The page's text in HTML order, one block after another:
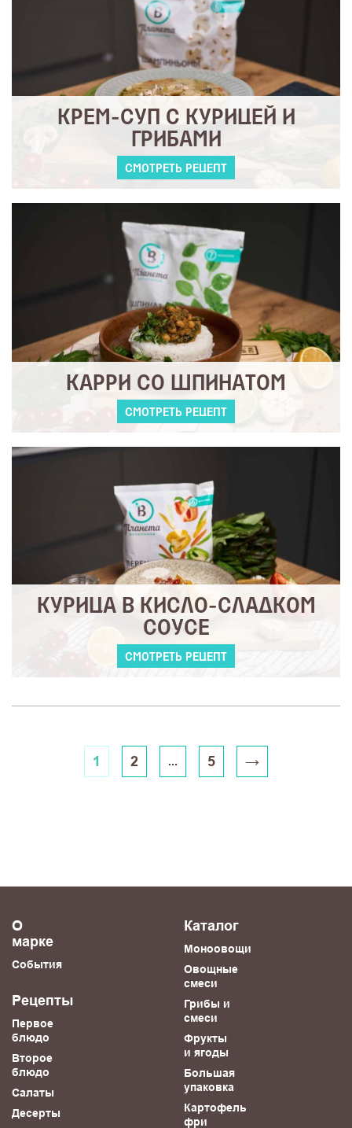
КРЕМ-СУП С КУРИЦЕЙ И
ГРИБАМИ
СМОТРЕТЬ РЕЦЕПТ
КАРРИ СО ШПИНАТОМ
СМОТРЕТЬ РЕЦЕПТ
КУРИЦА В КИСЛО-СЛАДКОМ
СОУСЕ
СМОТРЕТЬ РЕЦЕПТ
1 2 ... 5 →
О
марке
События
Рецепты
Первое
блюдо
Второе
блюдо
Салаты
Десерты
Каталог
Моноовощи
Овощные
смеси
Грибы и
смеси
Фрукты
и ягоды
Большая
упаковка
Картофель
фри